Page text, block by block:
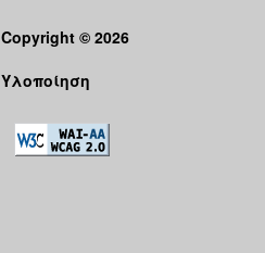
Copyright © 2026
Υλοποίηση